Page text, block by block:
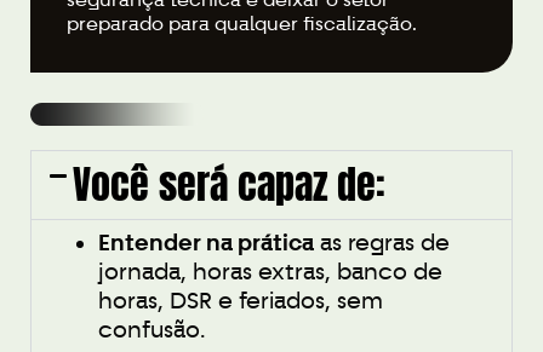
preparado para qualquer fiscalização.
Você será capaz de:
Entender na prática as regras de
jornada, horas extras, banco de
horas, DSR e feriados, sem
confusão.